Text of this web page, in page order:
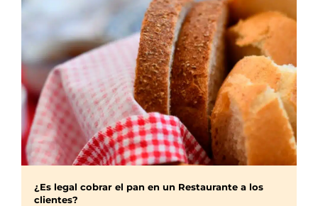
¿Es legal cobrar el pan en un Restaurante a los
clientes?